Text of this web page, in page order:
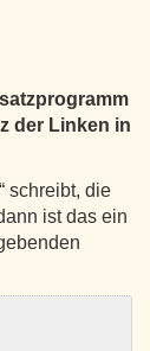
der Linken in
schreibt, die
ist das ein